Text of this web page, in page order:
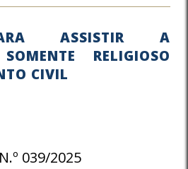
ASSISTIR A
RELIGIOSO
CIVIL
039/2025